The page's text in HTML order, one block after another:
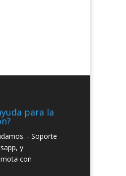
para la
- Soporte
y
con